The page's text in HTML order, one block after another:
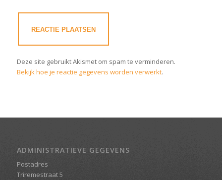
Deze site gebruikt Akismet om spam te verminderen.
Bekijk hoe je reactie gegevens worden verwerkt.
ADMINISTRATIEVE GEGEVENS
Postadres
Triremestraat 5